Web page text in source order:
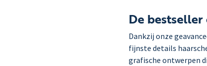
De
Dankzij onze
fijnste details
grafische ontwerpen